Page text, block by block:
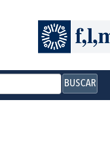
BUSCAR